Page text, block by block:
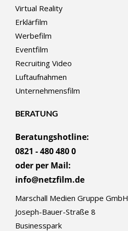
Virtual Reality
Erklärfilm
Werbefilm
Eventfilm
Recruiting Video
Luftaufnahmen
Unternehmensfilm
BERATUNG
Beratungshotline:
0821 - 480 480 0
oder per Mail:
info@netzfilm.de
Marschall Medien Gruppe GmbH
Joseph-Bauer-Straße 8
Businesspark